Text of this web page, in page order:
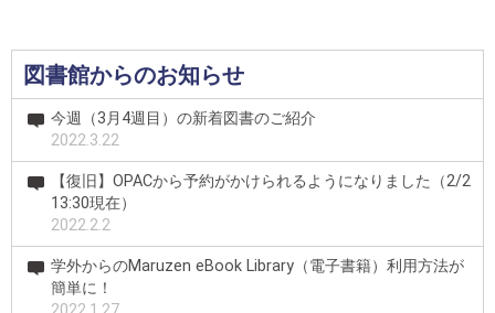
図書館からのお知らせ
今週（3月4週目）の新着図書のご紹介
2022.3.22
【復旧】OPACから予約がかけられるようになりました（2/2
13:30現在）
2022.2.2
学外からのMaruzen eBook Library（電子書籍）利用方法が
簡単に！